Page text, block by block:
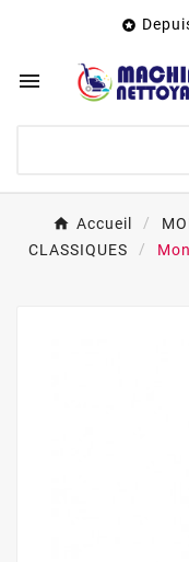


Accueil
CLASSIQUES